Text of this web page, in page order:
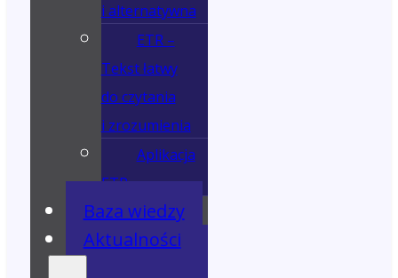
i alternatywna
ETR –
Tekst łatwy
do czytania
i zrozumienia
Aplikacja
ETR
Baza wiedzy
Aktualności